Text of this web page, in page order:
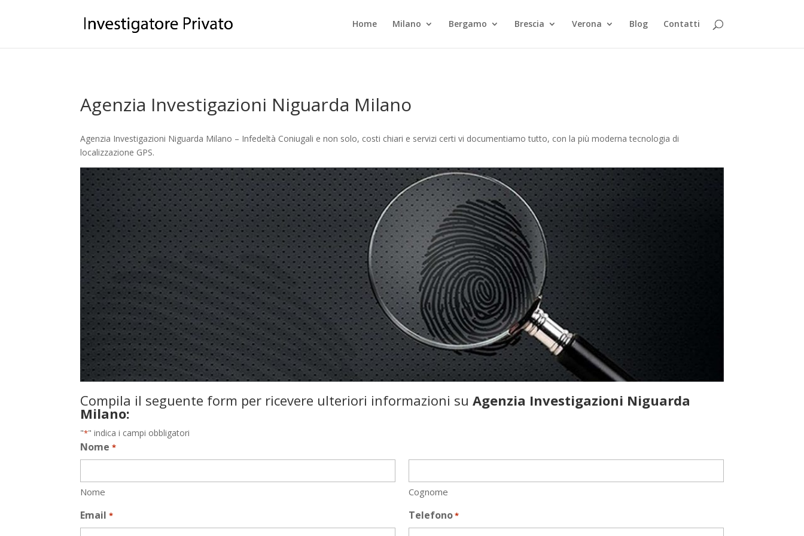
Home Milano Bergamo Brescia Verona Blog Contatti
Agenzia Investigazioni Niguarda Milano
Agenzia Investigazioni Niguarda Milano – Infedeltà Coniugali e non solo, costi chiari e servizi certi vi documentiamo tutto, con la più moderna tecnologia di
localizzazione GPS.
Compila il seguente form per ricevere ulteriori informazioni suAgenzia Investigazioni Niguarda
Milano:
"*" indica i campi obbligatori
Nome *
Nome Cognome
Email * Telefono*